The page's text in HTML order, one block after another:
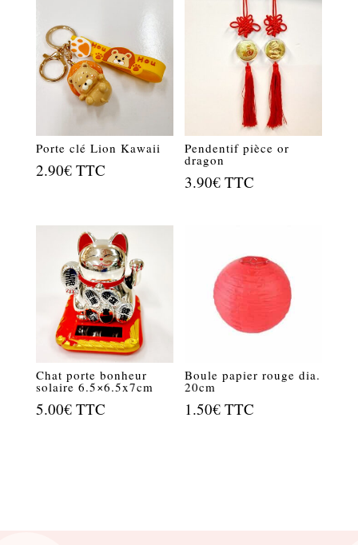
Porte clé Lion Kawaii
2.90€ TTC
Pendentif pièce or
dragon
3.90€ TTC
Chat porte bonheur
solaire 6.5×6.5x7cm
5.00€ TTC
Boule papier rouge dia.
20cm
1.50€ TTC